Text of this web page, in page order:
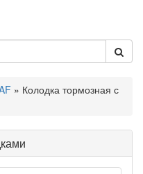
» Колодка тормозная с